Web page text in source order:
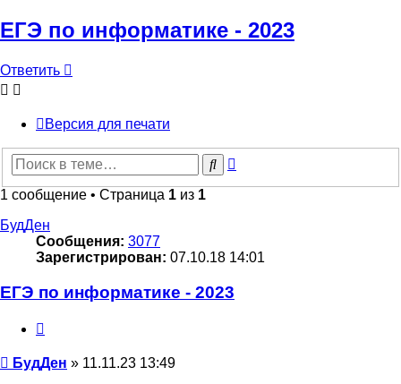
ЕГЭ по информатике - 2023
Ответить
Версия для печати
Поиск
1 сообщение • Страница 1 из 1
БудДен
Сообщения: 3077
Зарегистрирован: 07.10.18 14:01
ЕГЭ по информатике - 2023
Сообщение
БудДен » 11.11.23 13:49